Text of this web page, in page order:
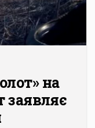
на
заявляє